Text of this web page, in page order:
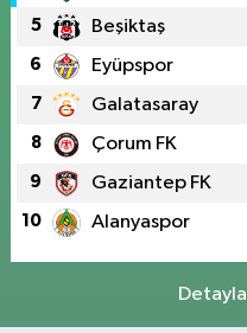
5 Beşiktaş
6 Eyüpspor
7 Galatasaray
8 Çorum FK
9 Gaziantep FK
10 Alanyaspor